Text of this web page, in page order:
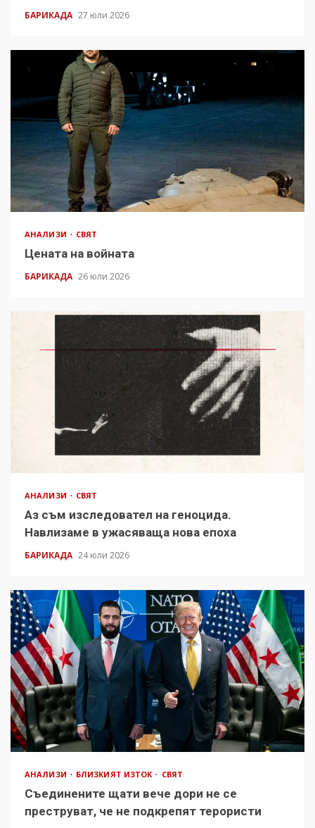
БАРИКАДА 27 юли 2026
АНАЛИЗИ СВЯТ
Цената на войната
БАРИКАДА 26 юли 2026
АНАЛИЗИ СВЯТ
Аз съм изследовател на геноцида.
Навлизаме в ужасяваща нова епоха
БАРИКАДА 24 юли 2026
АНАЛИЗИ БЛИЗКИЯТ ИЗТОК СВЯТ
Съединените щати вече дори не се
преструват, че не подкрепят терористи